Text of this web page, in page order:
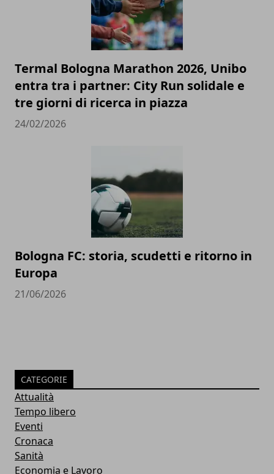
Termal Bologna Marathon 2026, Unibo
entra tra i partner: City Run solidale e
tre giorni di ricerca in piazza
24/02/2026
Bologna FC: storia, scudetti e ritorno in
Europa
21/06/2026
CATEGORIE
Attualità
Tempo libero
Eventi
Cronaca
Sanità
Economia e Lavoro